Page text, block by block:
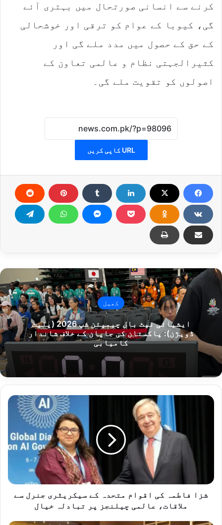
کرنے سے انسانی صورتحال میں بہتری آئے
گی، کیوبا کے عوام کو ترقی اور خوشحالی
کے حق کے حصول میں مدد ملے گی اور
کثیرالجہتی نظام و عالمی تعاون کے
اصولوں کو تقویت ملے گی۔
URL کاپی کریں
کھیل
ایشیائی نیٹ بال چیمپئن شپ 2026 (پلیٹ
ڈویژن): پاکستان کی جاپان کے خلاف شاندار
کامیابی
شزا
سیکریٹری
سے
ملاقات،
شزا فاطمہ کی اقوام متحدہ کے سیکریٹری جنرل سے
ملاقات، عالمی چیلنجز پر تبادلہ خیال